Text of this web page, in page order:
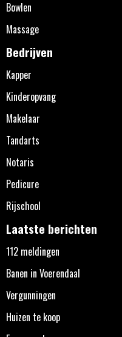
Bowlen
Massage
Bedrijven
Kapper
Kinderopvang
Makelaar
Tandarts
Notaris
Pedicure
Rijschool
Laatste berichten
112 meldingen
Banen in Voerendaal
Vergunningen
Huizen te koop